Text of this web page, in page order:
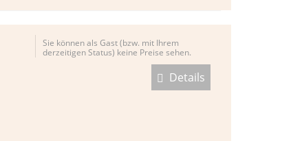
Sie können als Gast (bzw. mit Ihrem
derzeitigen Status) keine Preise sehen.
Details